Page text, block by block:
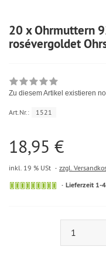
20 x Ohrmuttern
rosévergoldet
Zu diesem Artikel existieren
Art.Nr.: 1521
18,95 €
inkl. 19 % USt zzgl.
Lieferzeit 1-
1